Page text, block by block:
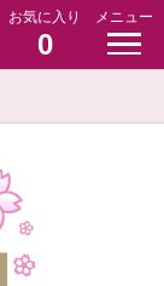
お気に入り
0
メニュー